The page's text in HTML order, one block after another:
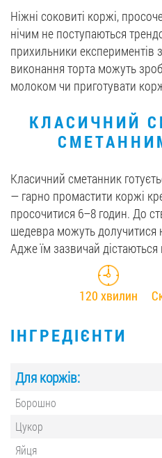
Ніжні соковиті коржі,
нічим не поступаються
прихильники експериментів
виконання торта можуть
молоком чи приготувати
КЛАСИЧНИЙ
Класичний сметанник
— гарно промастити коржі
просочитися 6–8 годин. До
шедевра можуть долучитися
Адже їм зазвичай
120 хвилин
ІНГРЕДІЄНТИ
Для коржів:
Борошно
Цукор
Яйця